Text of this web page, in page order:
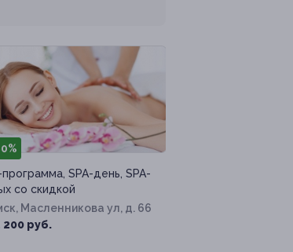
программа, SPA-день, SPA-
со скидкой
Масленникова ул, д. 66
200 руб.